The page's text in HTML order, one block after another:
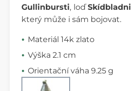
Gullinbursti, loďSkídbladni
který může i sám bojovat.
Materiál 14k zlato
Výška 2.1 cm
Orientační váha 9.25 g